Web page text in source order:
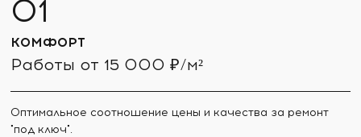
КОМФОРТ
Работы от 15 000 ₽/м²
Оптимальное соотношение цены и качества за ремонт
"под ключ".